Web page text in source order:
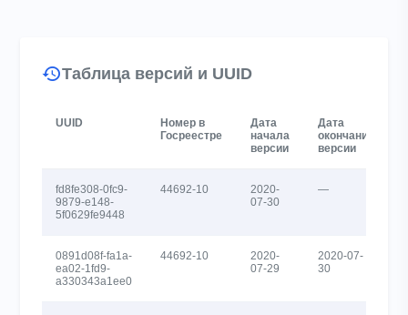
Таблица версий и UUID
UUID
Номер в
Госреестре
Дата
начала
версии
Дата
окончания
версии
fd8fe308-0fc9-
9879-e148-
5f0629fe9448
44692-10
2020-
07-30
—
0891d08f-fa1a-
ea02-1fd9-
a330343a1ee0
44692-10
2020-
07-29
2020-07-
30